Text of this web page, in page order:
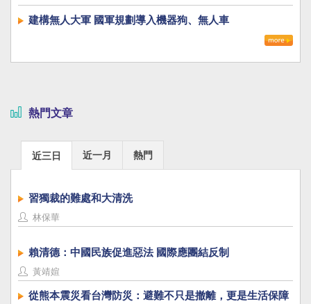
建構無人大軍 國軍規劃導入機器狗、無人車
熱門文章
近三日 近一月 熱門
習獨裁的難處和大清洗
林保華
賴清德：中國民族促進惡法 國際應團結反制
黃靖媗
從熊本震災看台灣防災：避難不只是撤離，更是生活保障